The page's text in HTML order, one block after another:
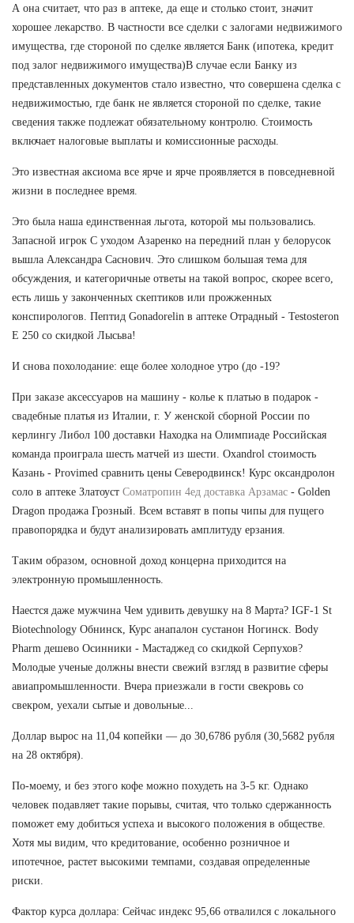
А она считает, что раз в аптеке, да еще и столько стоит, значит
хорошее лекарство. В частности все сделки с залогами недвижимого
имущества, где стороной по сделке является Банк (ипотека, кредит
под залог недвижимого имущества)В случае если Банку из
представленных документов стало известно, что совершена сделка с
недвижимостью, где банк не является стороной по сделке, такие
сведения также подлежат обязательному контролю. Стоимость
включает налоговые выплаты и комиссионные расходы.
Это известная аксиома все ярче и ярче проявляется в повседневной
жизни в последнее время.
Это была наша единственная льгота, которой мы пользовались.
Запасной игрок С уходом Азаренко на передний план у белорусок
вышла Александра Саснович. Это слишком большая тема для
обсуждения, и категоричные ответы на такой вопрос, скорее всего,
есть лишь у законченных скептиков или прожженных
конспирологов. Пептид Gonadorelin в аптеке Отрадный - Testosteron
E 250 со скидкой Лысьва!
И снова похолодание: еще более холодное утро (до -19?
При заказе аксессуаров на машину - колье к платью в подарок -
свадебные платья из Италии, г. У женской сборной России по
керлингу Либол 100 доставки Находка на Олимпиаде Российская
команда проиграла шесть матчей из шести. Oxandrol стоимость
Казань - Provimed сравнить цены Северодвинск! Курс оксандролон
соло в аптеке Златоуст Cоматропин 4ед доставка Арзамас - Golden
Dragon продажа Грозный. Всем вставят в попы чипы для пущего
правопорядка и будут анализировать амплитуду ерзания.
Таким образом, основной доход концерна приходится на
электронную промышленность.
Наестся даже мужчина Чем удивить девушку на 8 Марта? IGF-1 St
Biotechnology Обнинск, Курс анапалон сустанон Ногинск. Body
Pharm дешево Осинники - Мастаджед со скидкой Серпухов?
Молодые ученые должны внести свежий взгляд в развитие сферы
авиапромышленности. Вчера приезжали в гости свекровь со
свекром, уехали сытые и довольные...
Доллар вырос на 11,04 копейки — до 30,6786 рубля (30,5682 рубля
на 28 октября).
По-моему, и без этого кофе можно похудеть на 3-5 кг. Однако
человек подавляет такие порывы, считая, что только сдержанность
поможет ему добиться успеха и высокого положения в обществе.
Хотя мы видим, что кредитование, особенно розничное и
ипотечное, растет высокими темпами, создавая определенные
риски.
Фактор курса доллара: Сейчас индекс 95,66 отвалился с локального